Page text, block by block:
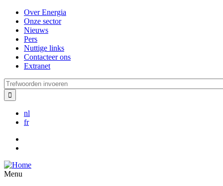
Overslaan
naar
inhoud
gaan
Over Energia
Onze sector
Nieuws
Pers
Nuttige links
Contacteer ons
Extranet
Trefwoorden
invoeren
nl
fr
Menu